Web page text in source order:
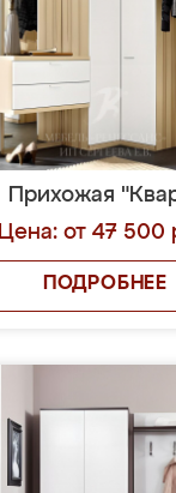
Прихожая
Цена: от 47 500
ПОДРОБНЕЕ